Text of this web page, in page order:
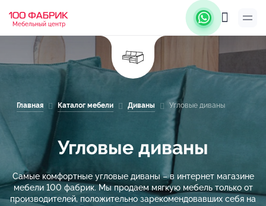
Мебельный центр
Главная Каталог мебели Диваны Угловые диваны
Угловые диваны
Самые комфортные угловые диваны – в интернет магазине
мебели 100 фабрик. Мы продаем мягкую мебель только от
производителей, положительно зарекомендовавших себя на